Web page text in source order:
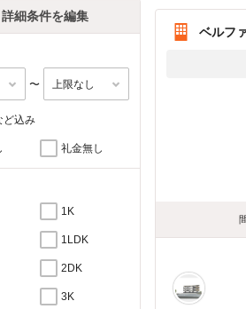
詳細条件を編集
〜
ど込み
礼金無し
1K
1LDK
2DK
3K
ベルフ